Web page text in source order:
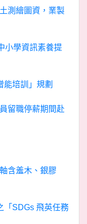
測繪圖資，業製
小學資訊素養提
能培訓」規劃
留職停薪期間赴
含羞木、銀膠
「SDGs 飛英任務